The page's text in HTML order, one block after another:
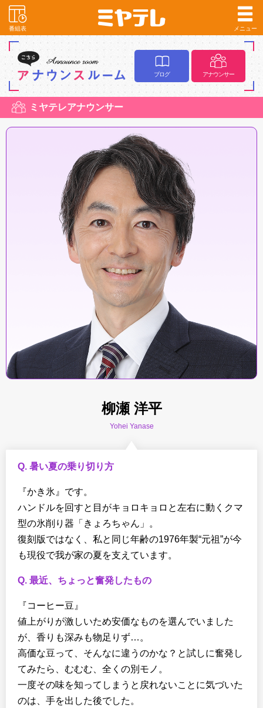
番組表 メニュー
ブログ アナウンサー
ミヤテレアナウンサー
柳瀬 洋平
Yohei Yanase
Q. 暑い夏の乗り切り方
『かき氷』です。
ハンドルを回すと目がキョロキョロと左右に動くクマ
型の氷削り器「きょろちゃん」。
復刻版ではなく、私と同じ年齢の1976年製“元祖”が今
も現役で我が家の夏を支えています。
Q. 最近、ちょっと奮発したもの
『コーヒー豆』
値上がりが激しいため安価なものを選んでいました
が、香りも深みも物足りず…。
高価な豆って、そんなに違うのかな？と試しに奮発し
てみたら、むむむ、全くの別モノ。
一度その味を知ってしまうと戻れないことに気づいた
のは、手を出した後でした。